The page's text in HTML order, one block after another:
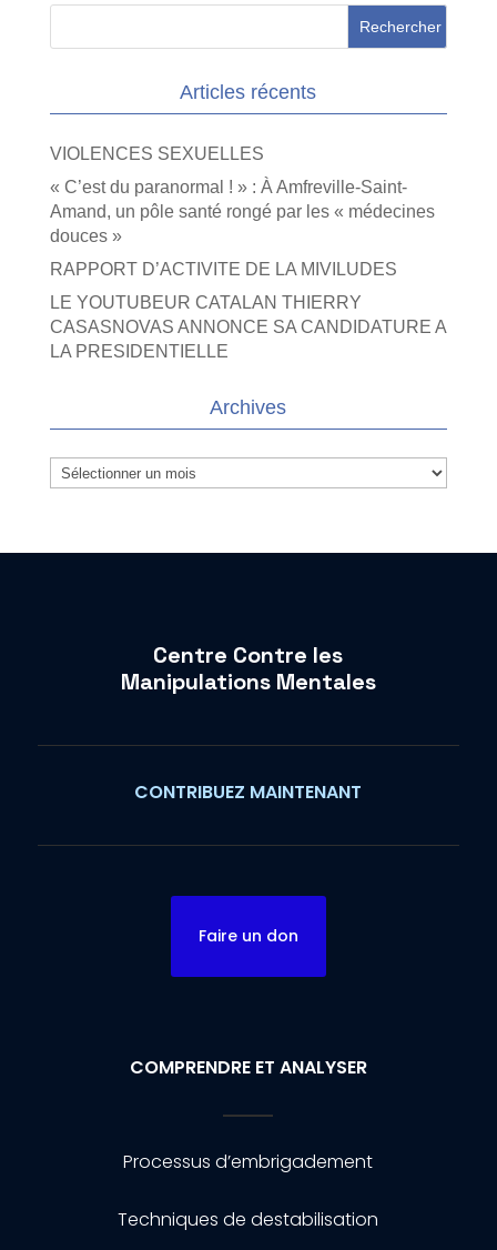
Articles récents
VIOLENCES SEXUELLES
« C’est du paranormal ! » : À Amfreville-Saint-
Amand, un pôle santé rongé par les « médecines
douces »
RAPPORT D’ACTIVITE DE LA MIVILUDES
LE YOUTUBEUR CATALAN THIERRY
CASASNOVAS ANNONCE SA CANDIDATURE A
LA PRESIDENTIELLE
Archives
Archives
Centre Contre les
Manipulations Mentales
CONTRIBUEZ MAINTENANT
Faire un don
COMPRENDRE ET ANALYSER
Processus d’embrigadement
Techniques de destabilisation